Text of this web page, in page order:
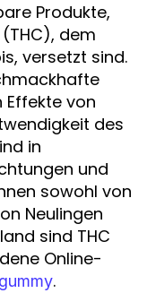
Produkte,
dem
versetzt sind.
Effekte von
des
in
und
sowohl von
Neulingen
sind THC
Online-
.